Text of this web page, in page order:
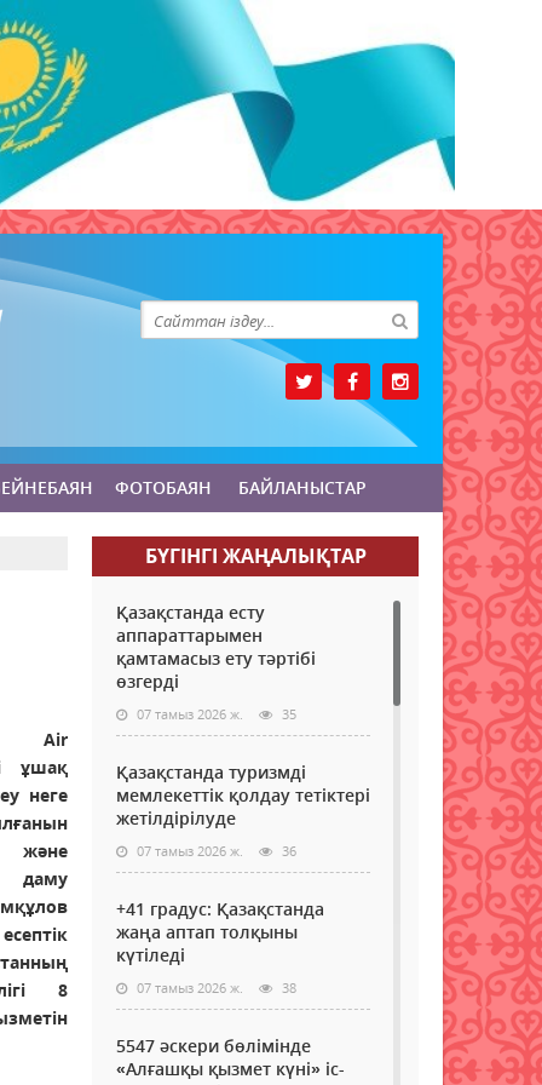
ФОТОБАЯН БАЙЛАНЫСТАР
Air
ұшақ
неге
және
даму
8
БҮГІНГI ЖАҢАЛЫҚТАР
Қазақстанда есту
аппараттарымен
қамтамасыз ету тәртібі
өзгерді
07 тамыз 2026 ж. 35
Қазақстанда туризмді
мемлекеттік қолдау тетіктері
жетілдірілуде
07 тамыз 2026 ж. 36
+41 градус: Қазақстанда
жаңа аптап толқыны
күтіледі
07 тамыз 2026 ж. 38
5547 әскери бөлімінде
«Алғашқы қызмет күні» іс-